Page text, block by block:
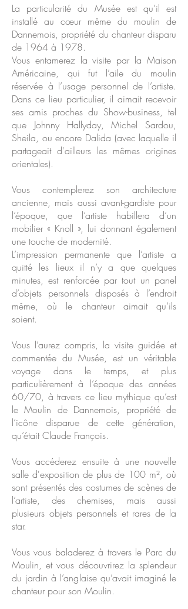
La particularité du Musée est qu’il est
installé au cœur même du moulin de
Dannemois, propriété du chanteur disparu
de 1964 à 1978.
Vous entamerez la visite par la Maison
Américaine, qui fut l’aile du moulin
réservée à l’usage personnel de l’artiste.
Dans ce lieu particulier, il aimait recevoir
ses amis proches du Show-business, tel
que Johnny Hallyday, Michel Sardou,
Sheila, ou encore Dalida (avec laquelle il
partageait d'ailleurs les mêmes origines
orientales).
Vous contemplerez son architecture
ancienne, mais aussi avant-gardiste pour
l’époque, que l’artiste habillera d’un
mobilier « Knoll », lui donnant également
une touche de modernité.
L’impression permanente que l’artiste a
quitté les lieux il n’y a que quelques
minutes, est renforcée par tout un panel
d’objets personnels disposés à l’endroit
même, où le chanteur aimait qu’ils
soient.
Vous l’aurez compris, la visite guidée et
commentée du Musée, est un véritable
voyage dans le temps, et plus
particulièrement à l’époque des années
60/70, à travers ce lieu mythique qu’est
le Moulin de Dannemois, propriété de
l’icône disparue de cette génération,
qu’était Claude François.
Vous accéderez ensuite à une nouvelle
salle d'exposition de plus de 100 m², où
sont présentés des costumes de scènes de
l’artiste, des chemises, mais aussi
plusieurs objets personnels et rares de la
star.
Vous vous baladerez à travers le Parc du
Moulin, et vous découvrirez la splendeur
du jardin à l’anglaise qu’avait imaginé le
chanteur pour son Moulin.